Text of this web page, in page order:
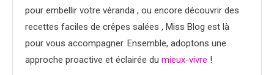
pour embellir votre véranda , ou encore découvrir des
recettes faciles de crêpes salées , Miss Blog est là
pour vous accompagner. Ensemble, adoptons une
approche proactive et éclairée du mieux-vivre !